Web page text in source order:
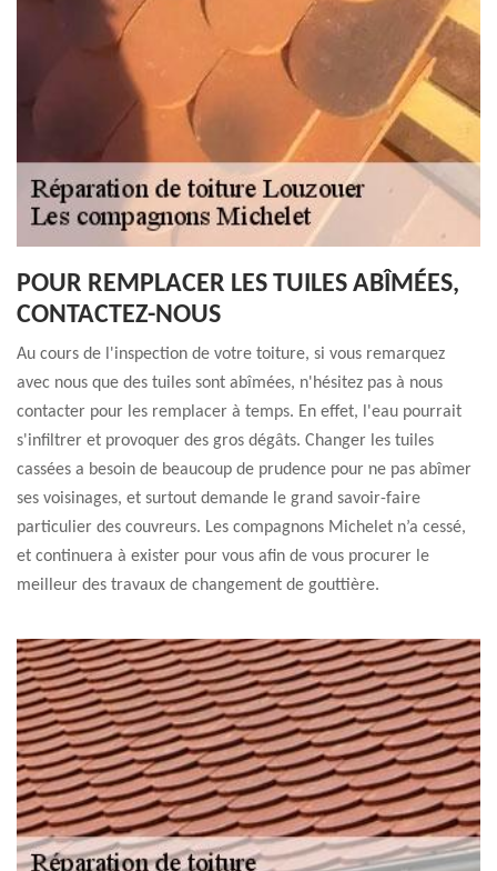
POUR REMPLACER LES TUILES ABÎMÉES,
CONTACTEZ-NOUS
Au cours de l'inspection de votre toiture, si vous remarquez
avec nous que des tuiles sont abîmées, n'hésitez pas à nous
contacter pour les remplacer à temps. En effet, l'eau pourrait
s'infiltrer et provoquer des gros dégâts. Changer les tuiles
cassées a besoin de beaucoup de prudence pour ne pas abîmer
ses voisinages, et surtout demande le grand savoir-faire
particulier des couvreurs. Les compagnons Michelet n’a cessé,
et continuera à exister pour vous afin de vous procurer le
meilleur des travaux de changement de gouttière.